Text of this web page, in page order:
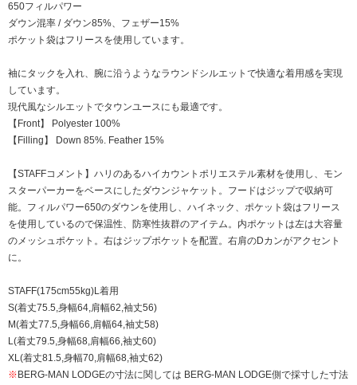
650フィルパワー
ダウン混率 / ダウン85%、フェザー15%
ポケット袋はフリースを使用しています。
袖にタックを入れ、腕に沿うようなラウンドシルエットで快適な着用感を実現
しています。
現代風なシルエットでタウンユースにも最適です。
【Front】 Polyester 100%
【Filling】 Down 85%. Feather 15%
【STAFFコメント】ハリのあるハイカウントポリエステル素材を使用し、モン
スターパーカーをベースにしたダウンジャケット。フードはジップで収納可
能。フィルパワー650のダウンを使用し、ハイネック、ポケット袋はフリース
を使用しているので保温性、防寒性抜群のアイテム。内ポケットは左は大容量
のメッシュポケット。右はジップポケットを配置。右肩のDカンがアクセント
に。
STAFF(175cm55kg)L着用
S(着丈75.5,身幅64,肩幅62,袖丈56)
M(着丈77.5,身幅66,肩幅64,袖丈58)
L(着丈79.5,身幅68,肩幅66,袖丈60)
XL(着丈81.5,身幅70,肩幅68,袖丈62)
※ BERG-MAN LODGEの寸法に関しては BERG-MAN LODGE側で採寸した寸法